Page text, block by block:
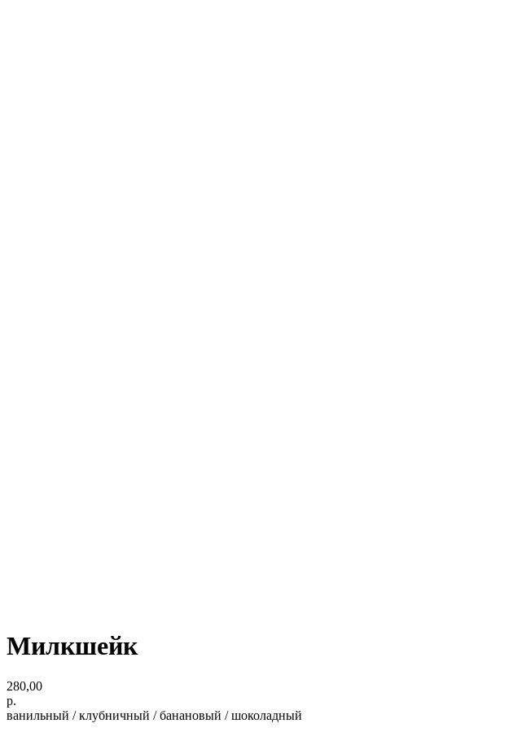
Милкшейк
280,00
р.
ванильный / клубничный / банановый / шоколадный